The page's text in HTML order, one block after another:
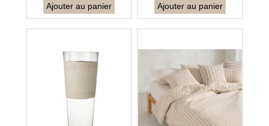
Ajouter au panier Ajouter au panier